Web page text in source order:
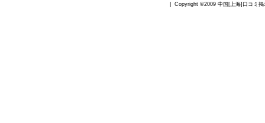
| Copyright ©2009 中国[上海]口コミ掲